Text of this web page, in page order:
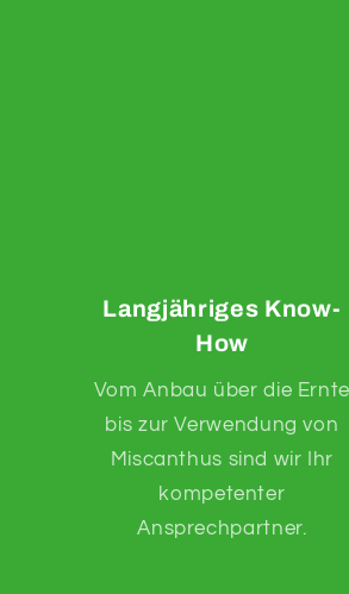
Langjähriges Know-
How
Vom Anbau über die Ernte
bis zur Verwendung von
Miscanthus sind wir Ihr
kompetenter
Ansprechpartner.